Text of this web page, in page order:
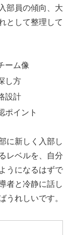
部員の傾向、大
として整理して
ーム像
し方
設計
ポイント
に新しく入部し
レベルを、自分
うになるはずで
者と冷静に話し
うれしいです。